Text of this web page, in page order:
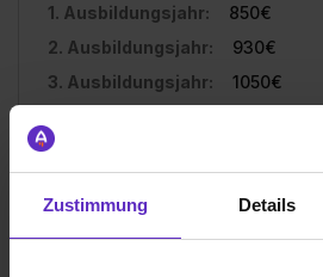
Zustimmung Details
1. Ausbildungsjahr:
850€
2. Ausbildungsjahr:
930€
3. Ausbildungsjahr:
1050€
Ich würde diese Firma